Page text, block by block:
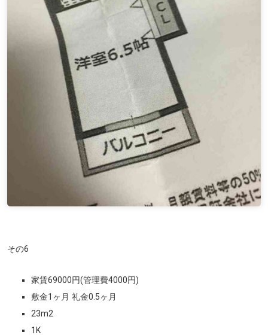
その6
家賃69000円(管理費4000円)
敷金1ヶ月 礼金0.5ヶ月
23m2
1K